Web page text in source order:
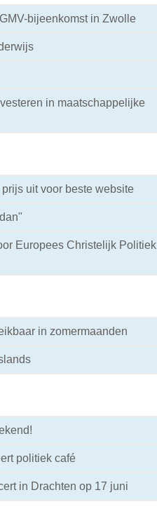
bijeenkomst in Zwolle
in maatschappelijke
uit voor beste website
Europees Christelijk Politiek
in zomermaanden
politiek café
in Drachten op 17 juni